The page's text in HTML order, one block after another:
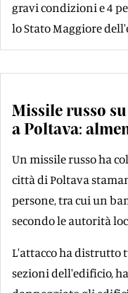
gravi condizioni e 4
lo Stato Maggiore
Missile russo
a Poltava:
Un missile russo ha
città di Poltava
persone, tra cui un
secondo le autorità
L'attacco ha distrutto
sezioni dell'edificio,